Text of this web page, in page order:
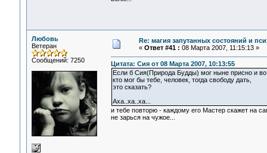
Любовь
Ветеран
Сообщений: 7250
Re: магия запутанных состояний и
« Ответ #41 : 08 Марта 2007, 11:15:13 »
Цитата: Сия от 08 Марта 2007, 10:13:55
Если б Сия(Природа Будды) мог ныне присно и во
кто мог бы тебе, человек, тогда свободу дать,
это сказать?
Аха..ха..ха...
и тебе повторю - каждому его Мастер скажет на
не зарься на чужое...